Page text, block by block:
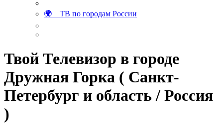
🌍 ТВ по городам России
Твой Телевизор в городе
Дружная Горка ( Санкт-
Петербург и область / Россия
)